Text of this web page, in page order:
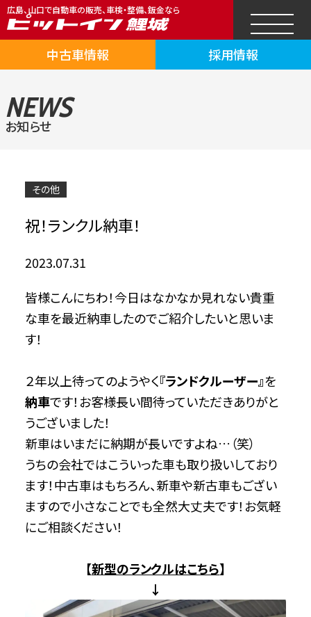
広島、山口で自動車の販売、車検・整備、鈑金なら
中古車情報 採用情報
NEWS
お知らせ
その他
祝！ランクル納車！
2023.07.31
皆様こんにちわ！今日はなかなか見れない貴重
な車を最近納車したのでご紹介したいと思いま
す！
２年以上待ってのようやく『ランドクルーザー』を
納車です！お客様長い間待っていただきありがと
うございました！
新車はいまだに納期が長いですよね…（笑）
うちの会社ではこういった車も取り扱いしており
ます！中古車はもちろん、新車や新古車もござい
ますので小さなことでも全然大丈夫です！お気軽
にご相談ください！
【新型のランクルはこちら】
↓